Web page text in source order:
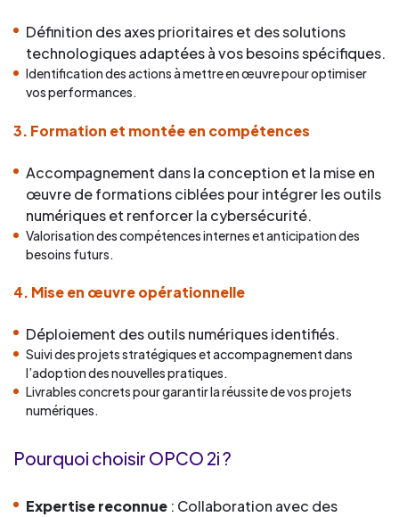
Définition des axes prioritaires et des solutions
technologiques adaptées à vos besoins spécifiques.
Identification des actions à mettre en œuvre pour optimiser
vos performances.
3. Formation et montée en compétences
Accompagnement dans la conception et la mise en
œuvre de formations ciblées pour intégrer les outils
numériques et renforcer la cybersécurité.
Valorisation des compétences internes et anticipation des
besoins futurs.
4. Mise en œuvre opérationnelle
Déploiement des outils numériques identifiés.
Suivi des projets stratégiques et accompagnement dans
l’adoption des nouvelles pratiques.
Livrables concrets pour garantir la réussite de vos projets
numériques.
Pourquoi choisir OPCO 2i ?
Expertise reconnue : Collaboration avec des